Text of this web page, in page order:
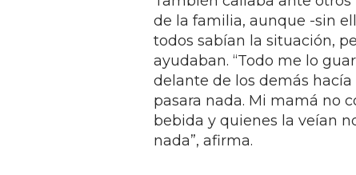
de la familia, aunque -sin
todos sabían la situación,
ayudaban. “Todo me lo
delante de los demás hacía
pasara nada. Mi mamá no
bebida y quienes la veían
nada”, afirma.